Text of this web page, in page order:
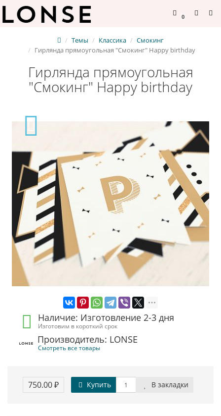
0
Темы Классика
Смокинг
Гирлянда прямоугольная "Смокинг" Happy birthday
Гирлянда прямоугольная
"Смокинг" Happy birthday
Наличие: Изготовление 2-3 дня
Изготовим в короткий срок
Производитель: LONSE
Смотреть все товары
750.00 ₽ Купить В закладки